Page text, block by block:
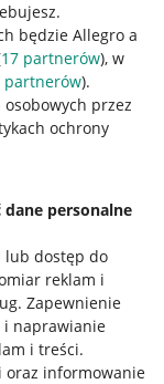
będzie Allegro a
17 partnerów), w
partnerów).
przez
ochrony
personalne
lub dostęp do
reklam i
. Zapewnienie
i naprawianie
i treści.
oraz informowanie